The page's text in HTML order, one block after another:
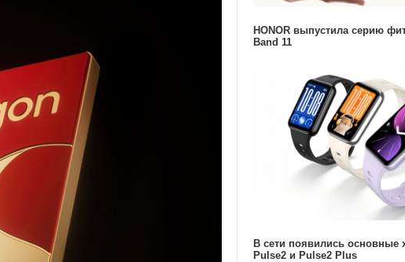
HONOR выпустила серию
Band 11
В сети появились основные
Pulse2 и Pulse2 Plus